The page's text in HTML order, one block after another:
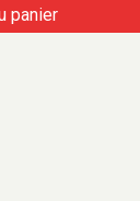
panier